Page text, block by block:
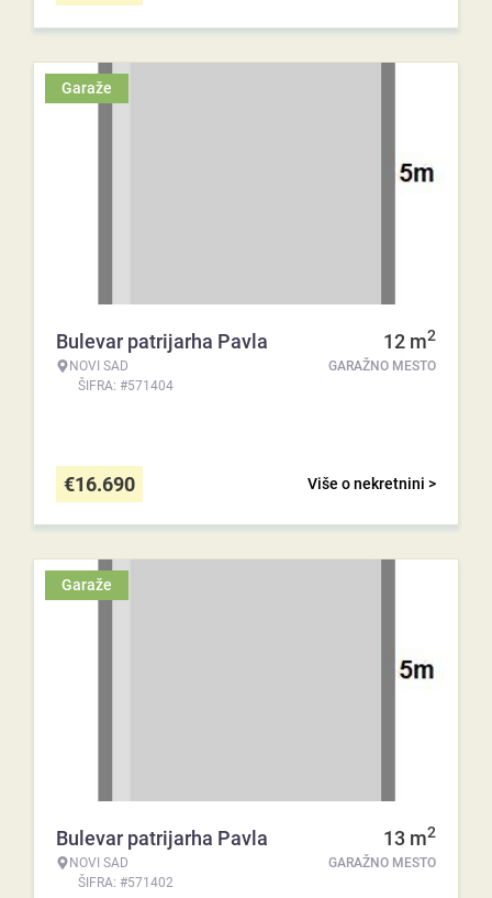
Garaže
Bulevar patrijarha Pavla
NOVI SAD
ŠIFRA: #571404
12 m2
GARAŽNO MESTO
Više o nekretnini >
€16.690
Garaže
Bulevar patrijarha Pavla
NOVI SAD
ŠIFRA: #571402
13 m2
GARAŽNO MESTO